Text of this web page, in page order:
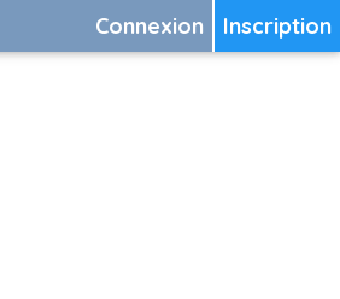
Inscription
Connexion